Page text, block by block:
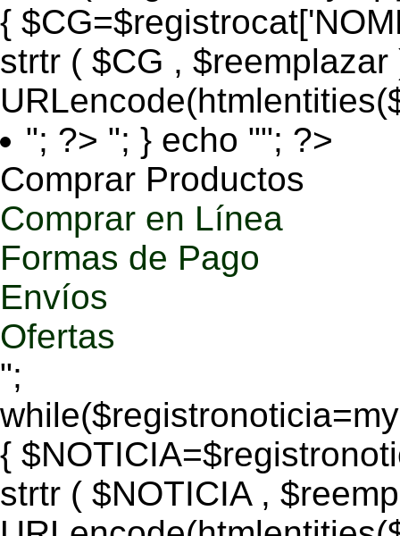
{
strtr ( $CG , $reemplazar
"; ?> "; } echo ""; ?>
Comprar Productos
Comprar en Línea
Formas de Pago
Envíos
Ofertas
";
{
strtr ( $NOTICIA ,